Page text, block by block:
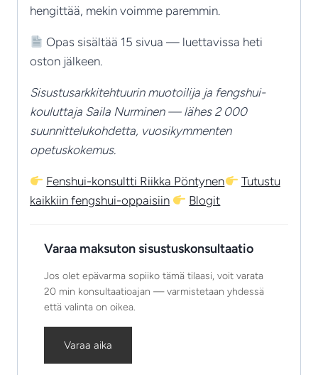
hengittää, mekin voimme paremmin.
Opas sisältää 15 sivua — luettavissa heti
oston jälkeen.
Sisustusarkkitehtuurin muotoilija ja fengshui-
kouluttaja Saila Nurminen — lähes 2 000
suunnittelukohdetta, vuosikymmenten
opetuskokemus.
Fenshui-konsultti Riikka Pöntynen
Tutustu
kaikkiin fengshui-oppaisiin
Blogit
Varaa maksuton sisustuskonsultaatio
Jos olet epävarma sopiiko tämä tilaasi, voit varata
20 min konsultaatioajan — varmistetaan yhdessä
että valinta on oikea.
Varaa aika